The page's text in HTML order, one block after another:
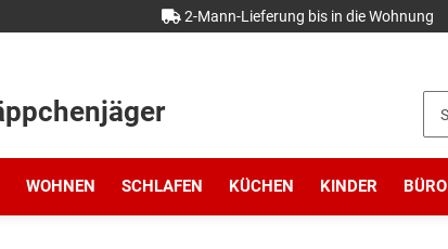
2-Mann-Lieferung bis in die Wohnung
WOHNEN SCHLAFEN KÜCHEN KINDER BÜRO